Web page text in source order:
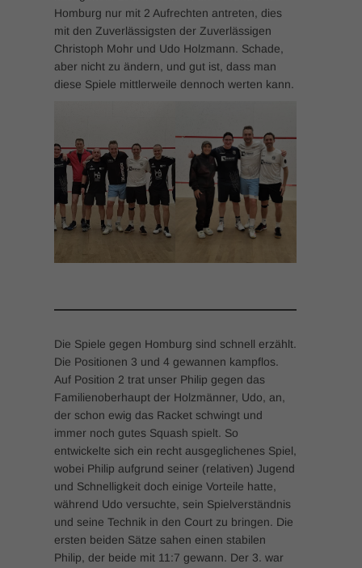
Homburg nur mit 2 Aufrechten antreten, dies
mit den Zuverlässigsten der Zuverlässigen
Christoph Mohr und Udo Holzmann. Schade,
aber nicht zu ändern, und gut ist, dass man
diese Spiele mittlerweile dennoch werten kann.
Die Spiele gegen Homburg sind schnell erzählt.
Die Positionen 3 und 4 gewannen kampflos.
Auf Position 2 trat unser Philip gegen das
Familienoberhaupt der Holzmänner, Udo, an,
der schon ewig das Racket schwingt und
immer noch gutes Squash spielt. So
entwickelte sich ein recht ausgeglichenes Spiel,
wobei Philip aufgrund seiner (relativen) Jugend
und Schnelligkeit doch einige Vorteile hatte,
während Udo versuchte, sein Spielverständnis
und seine Technik in den Court zu bringen. Die
ersten beiden Sätze sahen einen stabilen
Philip, der beide mit 11:7 gewann. Der 3. war